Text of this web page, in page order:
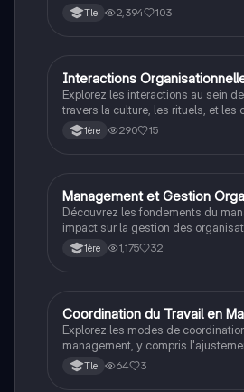
Fordisme et le Toyotisme. Ce
mécanismes de coordination, les
comprendre comment assurer un
cohérent des organisations.
Tle 2,394 103
STMG
Interactions
Explorez les interactions au sein
travers la culture, les rituels, et les
résumé aborde les croyances
stéréotypes, et l'importance des
culturelles en milieu professionnel.
1ère 290 15
STMG
Management et Gestion
Découvrez les fondements du
impact sur la gestion des
aborde les quatre fonctions
management, la distinction entre
document : résumé.
1ère 1,175 32
STMG
Coordination du Travail en
Explorez les modes de
management, y compris
supervision directe, et la
résultats. Ce dossier aborde
Tle 64 3